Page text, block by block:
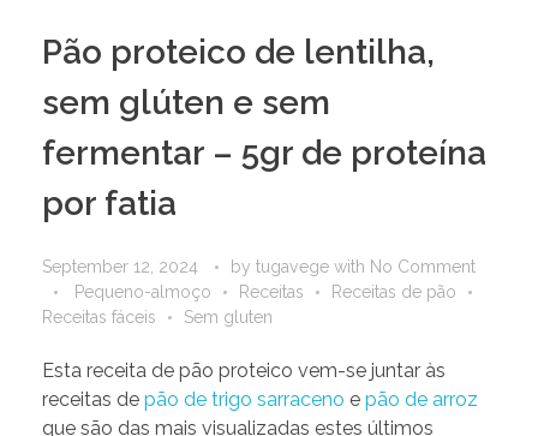
Pão proteico de lentilha,
sem glúten e sem
fermentar – 5gr de proteína
por fatia
September 12, 2024 by tugavege with No Comment
Pequeno-almoço
Receitas
Receitas de pão
Receitas fáceis
Sem gluten
Esta receita de pão proteico vem-se juntar às
receitas de pão de trigo sarraceno e pão de arroz
que são das mais visualizadas estes últimos